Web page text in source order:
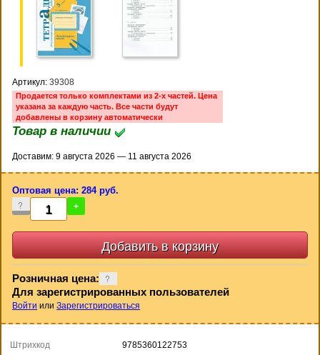
Артикул: 39308
Продается только комплектами из 2-х частей. Цена
указана за каждую часть. Все части будут
добавлены в корзину автоматически
Товар в наличии
Доставим: 9 августа 2026 — 11 августа 2026
Оптовая цена: 284 руб.
- +
Розничная цена:
Для зарегистрированных пользователей
Войти или Зарегистрироваться
Штрихкод
9785360122753